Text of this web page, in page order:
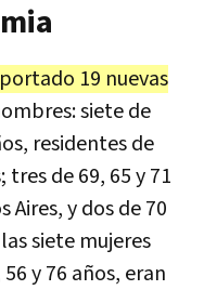
19 nuevas
siete de
residentes de
tres de 69, 65 y 71
Aires, y dos de 70
siete mujeres
y 76 años, eran